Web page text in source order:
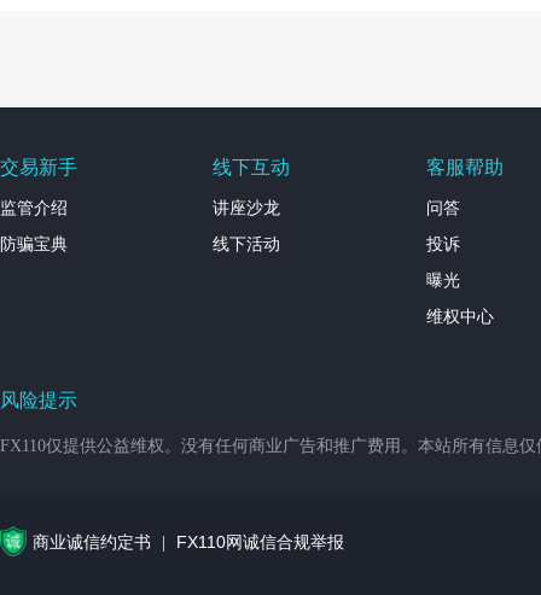
交易新手
监管介绍
防骗宝典
线下互动
讲座沙龙
线下活动
客服帮助
问答
投诉
曝光
维权中心
风险提示
FX110仅提供公益维权。没有任何商业广告和推广费用。本站所有信息
商业诚信约定书 FX110网诚信合规举报